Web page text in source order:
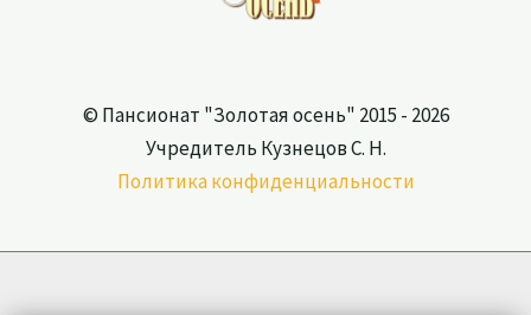
© Пансионат "Золотая осень" 2015 - 2026
Учредитель Кузнецов С. Н.
Политика конфиденциальности